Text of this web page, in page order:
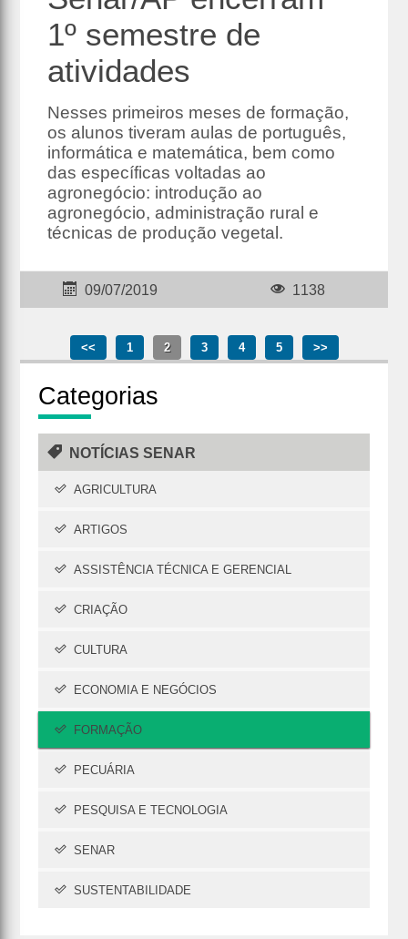
1º semestre de
atividades
Nesses primeiros meses de formação,
os alunos tiveram aulas de português,
informática e matemática, bem como
das específicas voltadas ao
agronegócio: introdução ao
agronegócio, administração rural e
técnicas de produção vegetal.
09/07/2019 1138
<< 1 2 3 4 5 >>
Categorias
NOTÍCIAS SENAR
AGRICULTURA
ARTIGOS
ASSISTÊNCIA TÉCNICA E GERENCIAL
CRIAÇÃO
CULTURA
ECONOMIA E NEGÓCIOS
FORMAÇÃO
PECUÁRIA
PESQUISA E TECNOLOGIA
SENAR
SUSTENTABILIDADE